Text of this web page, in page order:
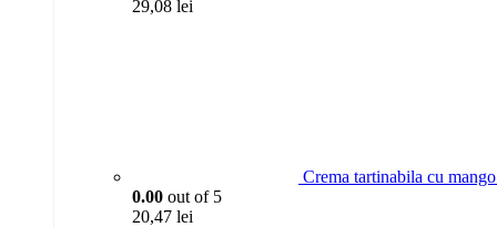
29,08 lei
Crema tartinabila cu
0.00 out of 5
20,47 lei